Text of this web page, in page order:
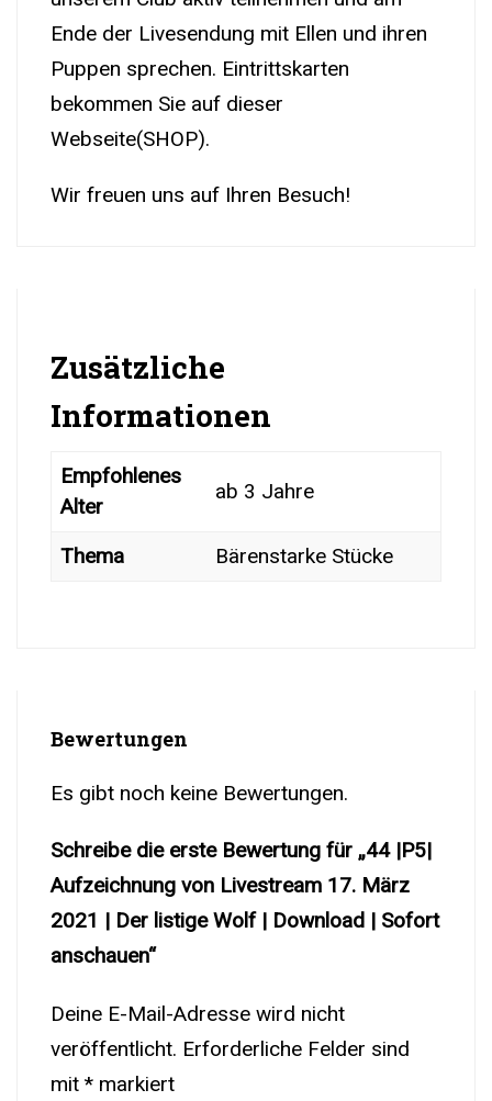
Ende der Livesendung mit Ellen und ihren
Puppen sprechen. Eintrittskarten
bekommen Sie auf dieser
Webseite(SHOP).
Wir freuen uns auf Ihren Besuch!
Zusätzliche
Informationen
Empfohlenes
Alter
ab 3 Jahre
Thema Bärenstarke Stücke
Bewertungen
Es gibt noch keine Bewertungen.
Schreibe die erste Bewertung für „44 |P5|
Aufzeichnung von Livestream 17. März
2021 | Der listige Wolf | Download | Sofort
anschauen“
Deine E-Mail-Adresse wird nicht
veröffentlicht. Erforderliche Felder sind
mit * markiert